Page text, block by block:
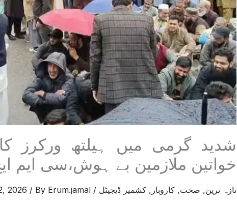
شدید گرمی میں ہیلتھ ورکرز
خواتین ملازمین بے ہوش،سی ایم
تازہ ترین, صحت, کاروبار , کشمیر ڈیجیٹل /
2026 / By Erum.jamal